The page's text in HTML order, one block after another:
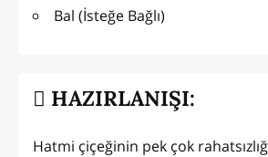
Bal (İsteğe Bağlı)
HAZIRLANIŞI:
Hatmi çiçeğinin pek çok